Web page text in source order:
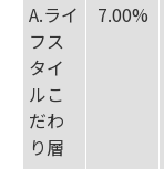
A.ライ
フス
タイ
ルこ
だわ
り層
7.00%